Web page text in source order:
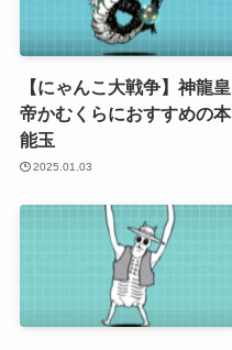
【にゃんこ大戦争】神龍皇
帝かむくらにおすすめの本
能玉
2025.01.03